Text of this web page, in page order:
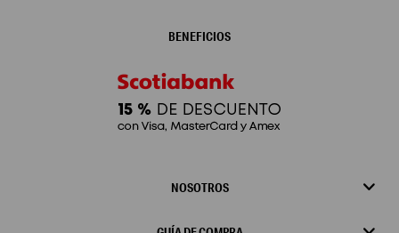
NOSOTROS
BENEFICIOS